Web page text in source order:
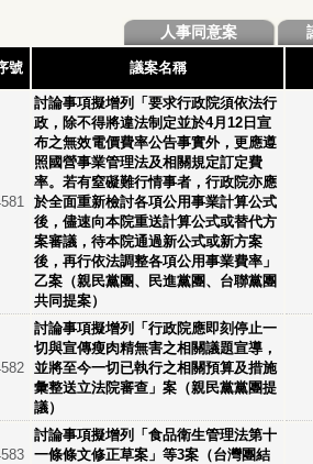
人事同意案
號 議案名稱
討論事項擬增列「要求行政院須依法行
政，除不得將違法制定並於4月12日宣
布之無效電價費率公告事實外，更應遵
照國營事業管理法及相關規定訂定費
率。若有窒礙難行情事者，行政院亦應
於全面重新檢討各項公用事業計算公式
後，儘速向本院重送計算公式或替代方
案審議，待本院通過新公式或新方案
後，再行依法調整各項公用事業費率」
乙案（親民黨團、民進黨團、台聯黨團
共同提案）
討論事項擬增列「行政院應即刻停止一
切與宣傳瘦肉精無害之相關議題宣導，
並將至今一切已執行之相關預算及措施
彙整送立法院審查」案（親民黨黨團提
議）
討論事項擬增列「食品衛生管理法第十
一條條文修正草案」等3案（台灣團結